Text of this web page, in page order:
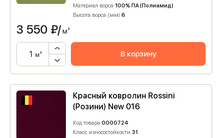
Материал ворса:100% ПА (Полиамид)
Высота ворса (мм):6
3 550 ₽/м²
м² В корзину
Красный ковролин Rossini
(Розини) New 016
Код товара:0000724
Класс износостойкости:31